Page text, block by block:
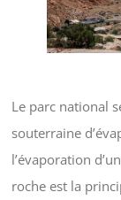
Le parc national
souterraine
l’évaporation
roche est la